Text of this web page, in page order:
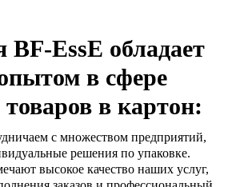
EssE обладает
в сфере
в картон:
с множеством предприятий,
решения по упаковке.
высокое качество наших услуг,